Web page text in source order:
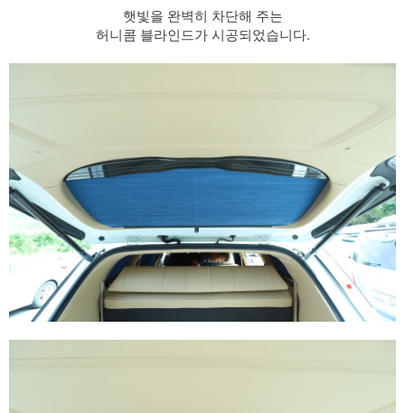
햇빛을 완벽히 차단해 주는
허니콤 블라인드가 시공되었습니다.